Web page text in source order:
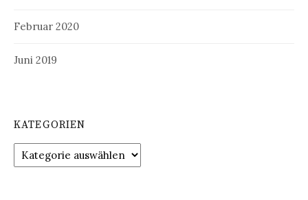
Februar 2020
Juni 2019
KATEGORIEN
Kategorien